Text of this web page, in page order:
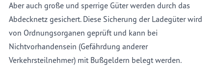
Aber auch große und sperrige Güter werden durch das
Abdecknetz gesichert. Diese Sicherung der Ladegüter wird
von Ordnungsorganen geprüft und kann bei
Nichtvorhandensein (Gefährdung anderer
Verkehrsteilnehmer) mit Bußgeldern belegt werden.